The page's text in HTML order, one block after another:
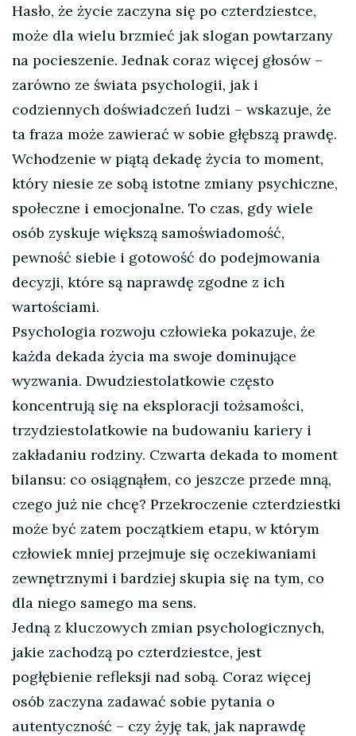
Hasło, że życie zaczyna się po czterdziestce,
może dla wielu brzmieć jak slogan powtarzany
na pocieszenie. Jednak coraz więcej głosów –
zarówno ze świata psychologii, jak i
codziennych doświadczeń ludzi – wskazuje, że
ta fraza może zawierać w sobie głębszą prawdę.
Wchodzenie w piątą dekadę życia to moment,
który niesie ze sobą istotne zmiany psychiczne,
społeczne i emocjonalne. To czas, gdy wiele
osób zyskuje większą samoświadomość,
pewność siebie i gotowość do podejmowania
decyzji, które są naprawdę zgodne z ich
wartościami.
Psychologia rozwoju człowieka pokazuje, że
każda dekada życia ma swoje dominujące
wyzwania. Dwudziestolatkowie często
koncentrują się na eksploracji tożsamości,
trzydziestolatkowie na budowaniu kariery i
zakładaniu rodziny. Czwarta dekada to moment
bilansu: co osiągnąłem, co jeszcze przede mną,
czego już nie chcę? Przekroczenie czterdziestki
może być zatem początkiem etapu, w którym
człowiek mniej przejmuje się oczekiwaniami
zewnętrznymi i bardziej skupia się na tym, co
dla niego samego ma sens.
Jedną z kluczowych zmian psychologicznych,
jakie zachodzą po czterdziestce, jest
pogłębienie refleksji nad sobą. Coraz więcej
osób zaczyna zadawać sobie pytania o
autentyczność – czy żyję tak, jak naprawdę